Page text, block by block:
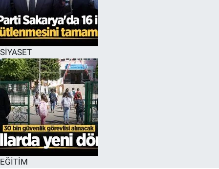
SİYASET
EĞİTİM
EĞİTİM
ÖZEL HABER
HALK54 PANORAMA